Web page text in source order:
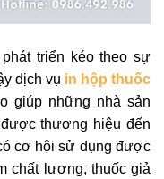
triển kéo theo sự
dịch vụ in hộp thuốc
giúp những nhà sản
thương hiệu đến
cơ hội sử dụng được
chất lượng, thuốc giả